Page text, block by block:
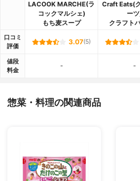
LACOOK MARCHE(ラ
コックマルシェ)
もち麦スープ
Craft Eats(
ー
クラフト
口コミ
評価
3.07(5)
値段
料金
- -
惣菜・料理の関連商品